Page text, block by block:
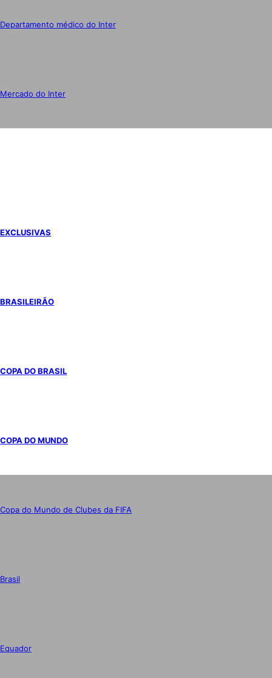
Departamento médico do Inter
Mercado do Inter
EXCLUSIVAS
BRASILEIRÃO
COPA DO BRASIL
COPA DO MUNDO
Copa do Mundo de Clubes da FIFA
Brasil
Equador